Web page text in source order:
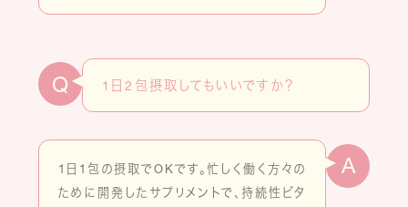
Q 1日2包摂取してもいいですか？
A
1日1包の摂取でOKです。忙しく働く方々の
ために開発したサプリメントで、持続性ビタ